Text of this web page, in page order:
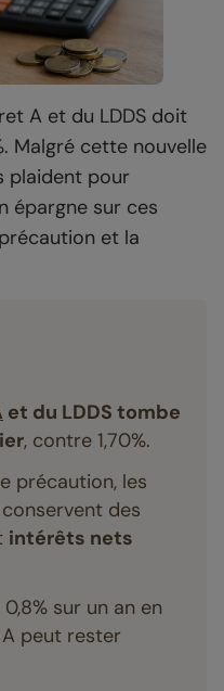
A et du LDDS doit
Malgré cette nouvelle
plaident pour
épargne sur ces
et la
et du LDDS tombe
, contre 1,70%.
précaution, les
des
intérêts nets
sur un an en
peut rester